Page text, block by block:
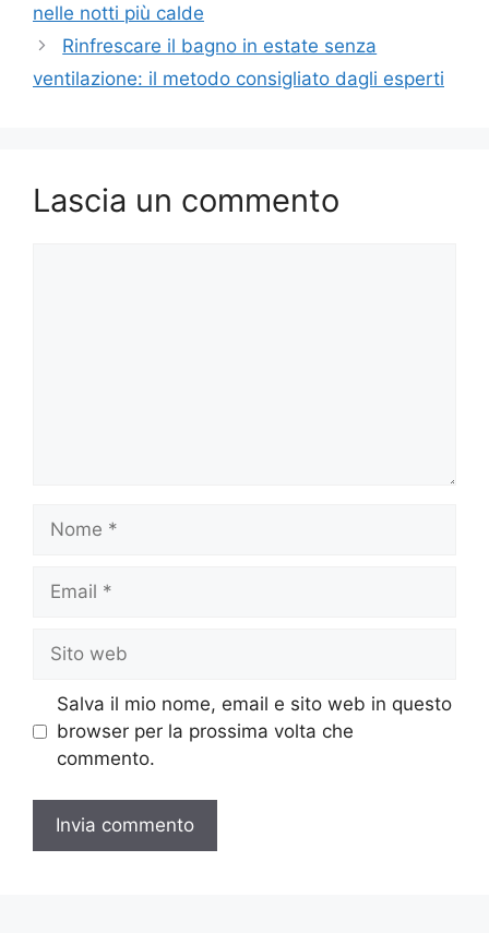
nelle notti più calde
Rinfrescare il bagno in estate senza
ventilazione: il metodo consigliato dagli esperti
Lascia un commento
web
Salva il mio nome, email e sito web in questo
browser per la prossima volta che
commento.